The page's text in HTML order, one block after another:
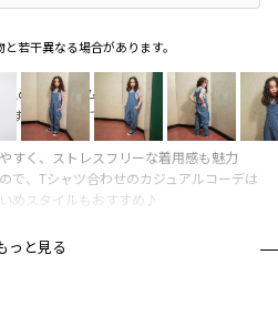
若干異なる場合があります。
の良いデニムサロペット
するアイテムです
すく、ストレスフリーな着用感も魅力
で、Tシャツ合わせのカジュアルコーデは
めスタイルもおすすめ♪
ッチなど、ディテールにもこだわったデ
っと見る